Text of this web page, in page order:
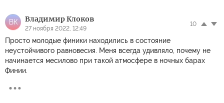
ВК Владимир Клоков
27 ноября 2022, 12:49
10
Просто молодые финики находились в состояние
неустойчивого равновесия. Меня всегда удивляло, почему не
начинается месилово при такой атмосфере в ночных барах
Финии.